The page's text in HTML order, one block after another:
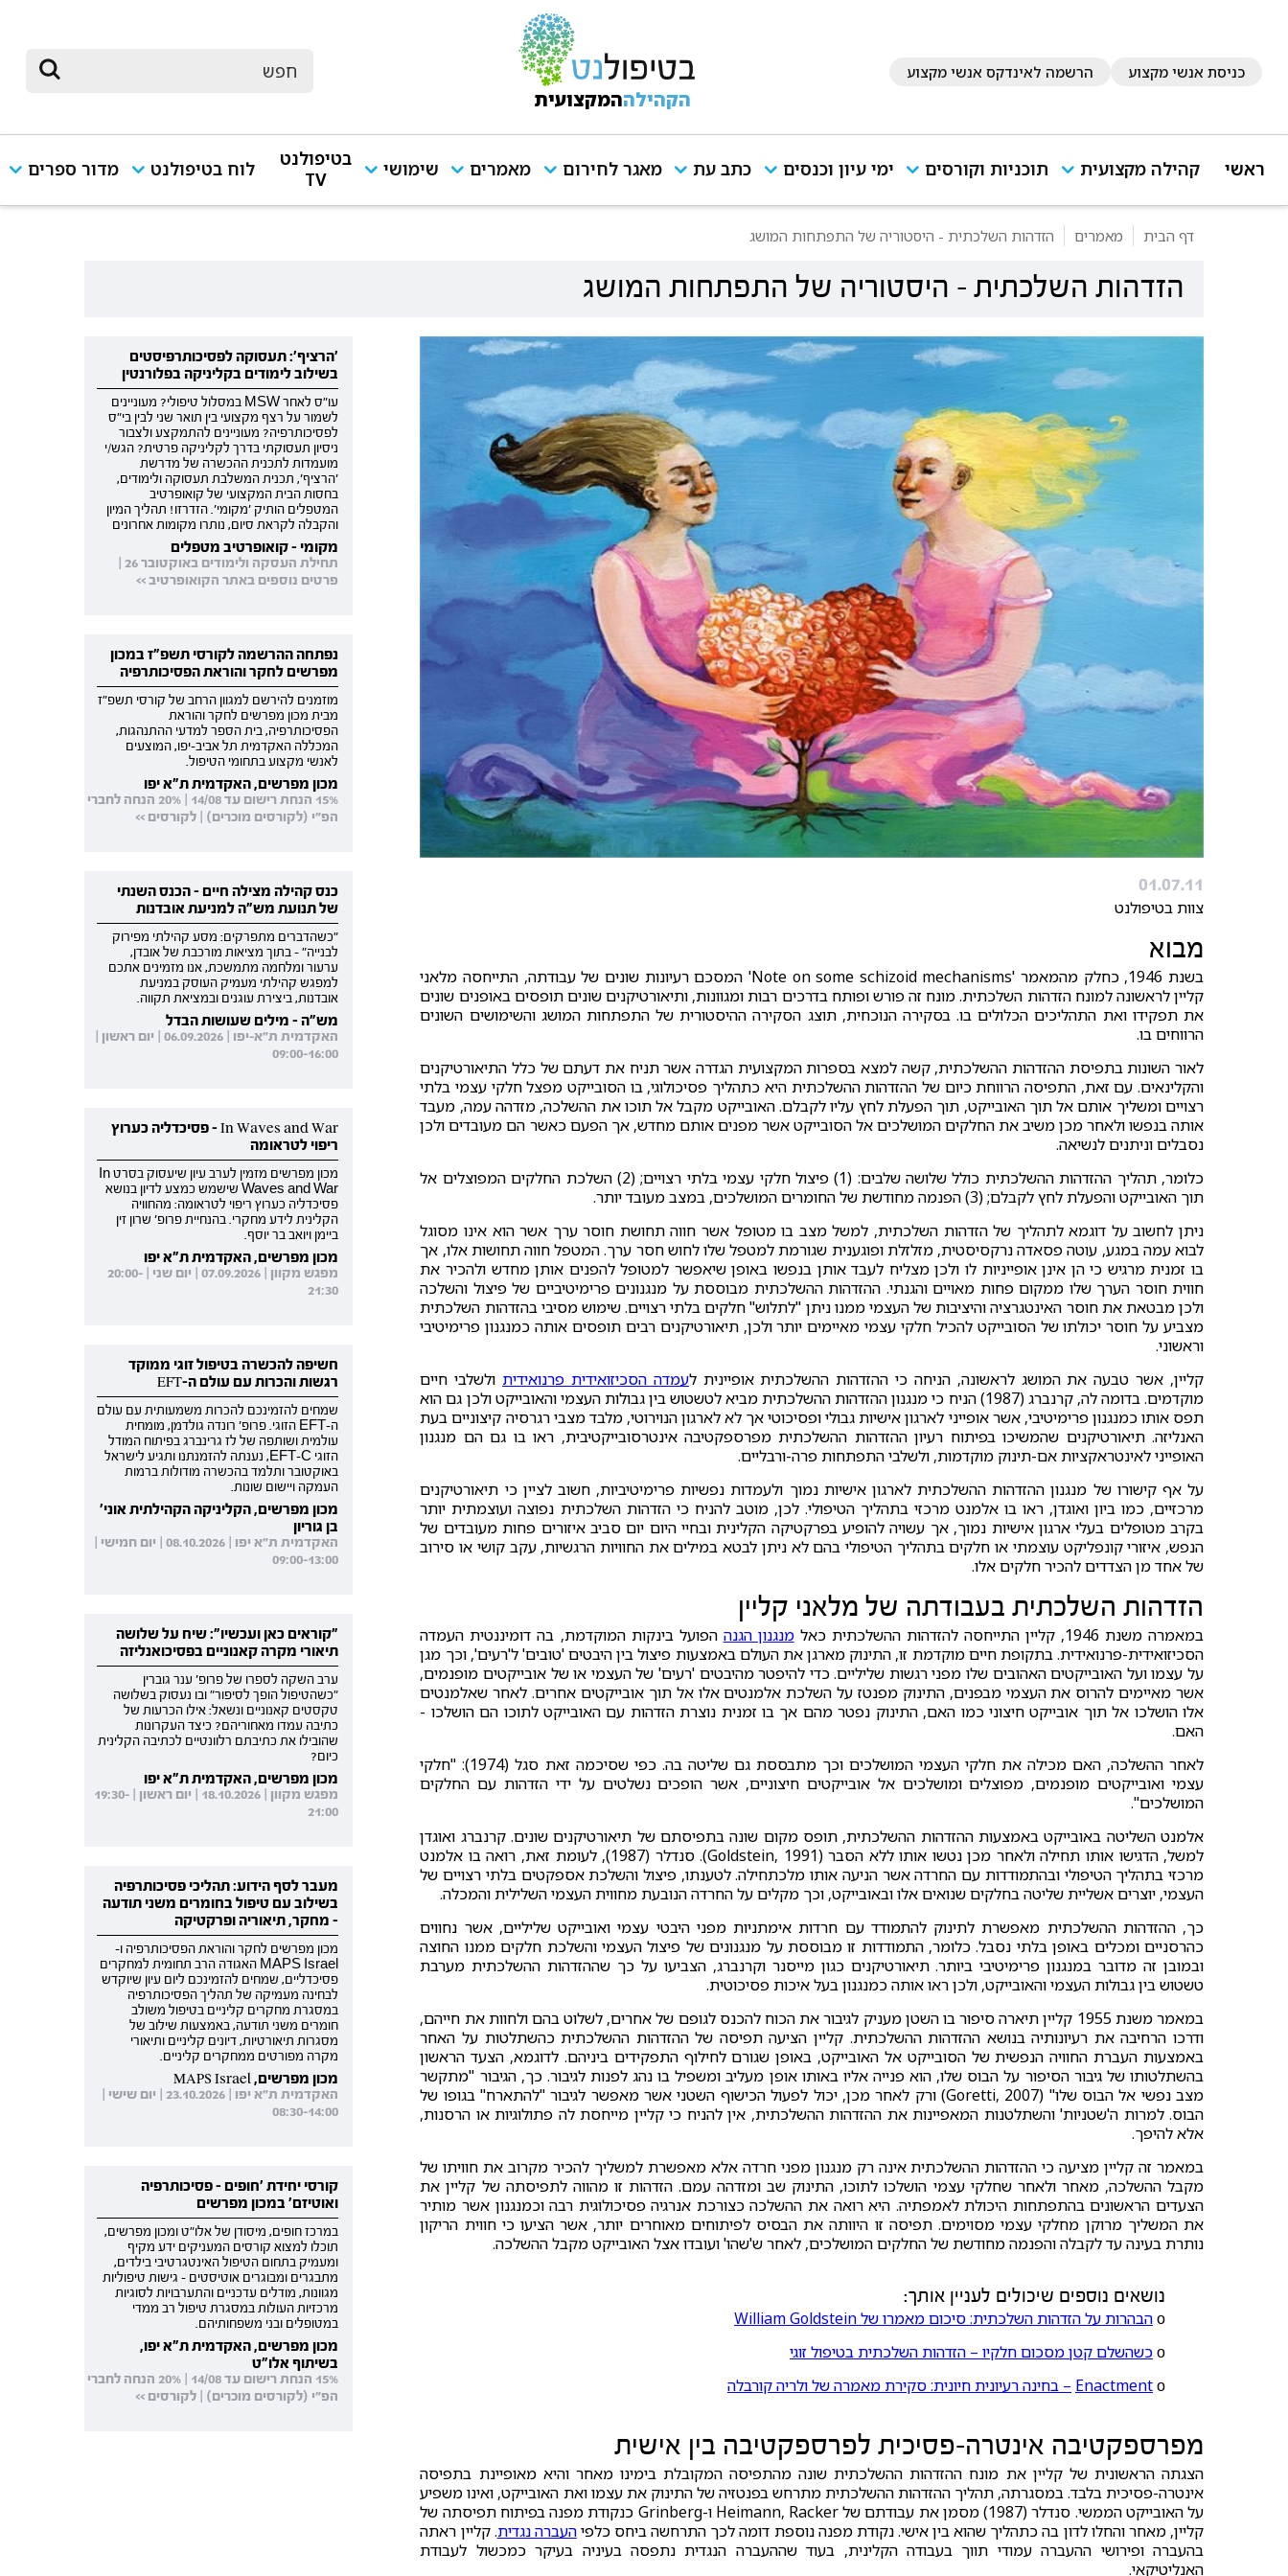
כניסת אנשי מקצוע הרשמה לאינדקס אנשי מקצוע
הקהילההמקצועית
ראשי קהילה מקצועית תוכניות וקורסים ימי עיון וכנסים כתב עת מאגר לחירום מאמרים שימושי
בטיפולנט
TV
לוח בטיפולנט מדור ספרים
דף הבית מאמרים הזדהות השלכתית - היסטוריה של התפתחות המושג
הזדהות השלכתית - היסטוריה של התפתחות המושג
01.07.11
צוות בטיפולנט
מבוא
בשנת 1946, כחלק מהמאמר 'Note on some schizoid mechanisms' המסכם רעיונות שונים של עבודתה, התייחסה מלאני
קליין לראשונה למונח הזדהות השלכתית. מונח זה פורש ופותח בדרכים רבות ומגוונות, ותיאורטיקנים שונים תופסים באופנים שונים
את תפקידו ואת התהליכים הכלולים בו. בסקירה הנוכחית, תוצג הסקירה ההיסטורית של התפתחות המושג והשימושים השונים
הרווחים בו.
לאור השונות בתפיסת ההזדהות ההשלכתית, קשה למצא בספרות המקצועית הגדרה אשר תניח את דעתם של כלל התיאורטיקנים
והקלינאים. עם זאת, התפיסה הרווחת כיום של ההזדהות ההשלכתית היא כתהליך פסיכולוגי, בו הסובייקט מפצל חלקי עצמי בלתי
רצויים ומשליך אותם אל תוך האובייקט, תוך הפעלת לחץ עליו לקבלם. האובייקט מקבל אל תוכו את ההשלכה, מזדהה עמה, מעבד
אותה בנפשו ולאחר מכן משיב את החלקים המושלכים אל הסובייקט אשר מפנים אותם מחדש, אך הפעם כאשר הם מעובדים ולכן
נסבלים וניתנים לנשיאה.
כלומר, תהליך ההזדהות ההשלכתית כולל שלושה שלבים: (1) פיצול חלקי עצמי בלתי רצויים; (2) השלכת החלקים המפוצלים אל
תוך האובייקט והפעלת לחץ לקבלם; (3) הפנמה מחודשת של החומרים המושלכים, במצב מעובד יותר.
ניתן לחשוב על דוגמא לתהליך של הזדהות השלכתית, למשל מצב בו מטופל אשר חווה תחושת חוסר ערך אשר הוא אינו מסוגל
לבוא עמה במגע, עוטה פסאדה נרקסיסטית, מזלזלת ופוגענית שגורמת למטפל שלו לחוש חסר ערך. המטפל חווה תחושות אלו, אך
בו זמנית מרגיש כי הן אינן אופייניות לו ולכן מצליח לעבד אותן בנפשו באופן שיאפשר למטופל להפנים אותן מחדש ולהכיר את
חווית חוסר הערך שלו ממקום פחות מאויים והגנתי. ההזדהות ההשלכתית מבוססת על מנגנונים פרימיטיביים של פיצול והשלכה
ולכן מבטאת את חוסר האינטגרציה והיציבות של העצמי ממנו ניתן "לתלוש" חלקים בלתי רצויים. שימוש מסיבי בהזדהות השלכתית
מצביע על חוסר יכולתו של הסובייקט להכיל חלקי עצמי מאיימים יותר ולכן, תיאורטיקנים רבים תופסים אותה כמנגנון פרימיטיבי
וראשוני.
קליין, אשר טבעה את המושג לראשונה, הניחה כי ההזדהות ההשלכתית אופיינית לעמדה הסכיזואידית פרנואידית ולשלבי חיים
מוקדמים. בדומה לה, קרנברג (1987) הניח כי מנגנון ההזדהות ההשלכתית מביא לטשטוש בין גבולות העצמי והאובייקט ולכן גם הוא
תפס אותו כמנגנון פרימיטיבי, אשר אופייני לארגון אישיות גבולי ופסיכוטי אך לא לארגון הנוירוטי, מלבד מצבי רגרסיה קיצוניים בעת
האנליזה. תיאורטיקנים שהמשיכו בפיתוח רעיון ההזדהות ההשלכתית מפרספקטיבה אינטרסובייקטיבית, ראו בו גם הם מנגנון
האופייני לאינטראקציות אם-תינוק מוקדמות, ולשלבי התפתחות פרה-ורבליים.
על אף קישורו של מנגנון ההזדהות ההשלכתית לארגון אישיות נמוך ולעמדות נפשיות פרימיטיביות, חשוב לציין כי תיאורטיקנים
מרכזיים, כמו ביון ואוגדן, ראו בו אלמנט מרכזי בתהליך הטיפולי. לכן, מוטב להניח כי הזדהות השלכתית נפוצה ועוצמתית יותר
בקרב מטופלים בעלי ארגון אישיות נמוך, אך עשויה להופיע בפרקטיקה הקלינית ובחיי היום יום סביב איזורים פחות מעובדים של
הנפש, איזורי קונפליקט עוצמתי או חלקים בתהליך הטיפולי בהם לא ניתן לבטא במילים את החוויות הרגשיות, עקב קושי או סירוב
של אחד מן הצדדים להכיר חלקים אלו.
הזדהות השלכתית בעבודתה של מלאני קליין
במאמרה משנת 1946, קליין התייחסה להזדהות ההשלכתית כאל מנגנון הגנה הפועל בינקות המוקדמת, בה דומיננטית העמדה
הסכיזואידית-פרנואידית. בתקופת חיים מוקדמת זו, התינוק מארגן את העולם באמצעות פיצול בין היבטים 'טובים' ל'רעים', וכך מגן
על עצמו ועל האובייקטים האהובים שלו מפני רגשות שליליים. כדי להיפטר מהיבטים 'רעים' של העצמי או של אובייקטים מופנמים,
אשר מאיימים להרוס את העצמי מבפנים, התינוק מפנטז על השלכת אלמנטים אלו אל תוך אובייקטים אחרים. לאחר שאלמנטים
אלו הושלכו אל תוך אובייקט חיצוני כמו האם, התינוק נפטר מהם אך בו זמנית נוצרת הזדהות עם האובייקט לתוכו הם הושלכו -
האם.
לאחר ההשלכה, האם מכילה את חלקי העצמי המושלכים וכך מתבססת גם שליטה בה. כפי שסיכמה זאת סגל (1974): "חלקי
עצמי ואובייקטים מופנמים, מפוצלים ומושלכים אל אובייקטים חיצוניים, אשר הופכים נשלטים על ידי הזדהות עם החלקים
המושלכים".
אלמנט השליטה באובייקט באמצעות ההזדהות ההשלכתית, תופס מקום שונה בתפיסתם של תיאורטיקנים שונים. קרנברג ואוגדן
למשל, הדגישו אותו תחילה ולאחר מכן נטשו אותו ללא הסבר (Goldstein, 1991). סנדלר (1987), לעומת זאת, רואה בו אלמנט
מרכזי בתהליך הטיפולי ובהתמודדות עם החרדה אשר הניעה אותו מלכתחילה. לטענתו, פיצול והשלכת אספקטים בלתי רצויים של
העצמי, יוצרים אשליית שליטה בחלקים שנואים אלו ובאובייקט, וכך מקלים על החרדה הנובעת מחווית העצמי השלילית והמכלה.
כך, ההזדהות ההשלכתית מאפשרת לתינוק להתמודד עם חרדות אימתניות מפני היבטי עצמי ואובייקט שליליים, אשר נחווים
כהרסניים ומכלים באופן בלתי נסבל. כלומר, התמודדות זו מבוססת על מנגנונים של פיצול העצמי והשלכת חלקים ממנו החוצה
ובמובן זה מדובר במנגנון פרימיטיבי ביותר. תיאורטיקנים כגון מייסנר וקרנברג, הצביעו על כך שההזדהות ההשלכתית מערבת
טשטוש בין גבולות העצמי והאובייקט, ולכן ראו אותה כמנגנון בעל איכות פסיכוטית.
במאמר משנת 1955 קליין תיארה סיפור בו השטן מעניק לגיבור את הכוח להכנס לגופם של אחרים, לשלוט בהם ולחוות את חייהם,
ודרכו הרחיבה את רעיונותיה בנושא ההזדהות ההשלכתית. קליין הציעה תפיסה של ההזדהות ההשלכתית כהשתלטות על האחר
באמצעות העברת החוויה הנפשית של הסובייקט אל האובייקט, באופן שגורם לחילוף התפקידים ביניהם. לדוגמא, הצעד הראשון
בהשתלטותו של גיבור הסיפור על הבוס שלו, הוא פנייה אליו באותו אופן מעליב ומשפיל בו נהג לפנות לגיבור. כך, הגיבור "מתקשר
מצב נפשי אל הבוס שלו" (Goretti, 2007) ורק לאחר מכן, יכול לפעול הכישוף השטני אשר מאפשר לגיבור "להתארח" בגופו של
הבוס. למרות ה'שטניות' והשתלטנות המאפיינות את ההזדהות ההשלכתית, אין להניח כי קליין מייחסת לה פתולוגיות או הרסנות,
אלא להיפך.
במאמר זה קליין מציעה כי ההזדהות ההשלכתית אינה רק מנגנון מפני חרדה אלא מאפשרת למשליך להכיר מקרוב את חוויתו של
מקבל ההשלכה, מאחר ולאחר שחלקי עצמי הושלכו לתוכו, התינוק שב ומזדהה עמם. הזדהות זו מהווה לתפיסתה של קליין את
הצעדים הראשונים בהתפתחות היכולת לאמפתיה. היא רואה את ההשלכה כצורכת אנרגיה פסיכולוגית רבה וכמנגנון אשר מותיר
את המשליך מרוקן מחלקי עצמי מסוימים. תפיסה זו היוותה את הבסיס לפיתוחים מאוחרים יותר, אשר הציעו כי חווית הריקון
נותרת בעינה עד לקבלה והפנמה מחודשת של החלקים המושלכים, לאחר ש'שהו' ועובדו אצל האובייקט מקבל ההשלכה.
נושאים נוספים שיכולים לעניין אותך:
οהבהרות על הזדהות השלכתית: סיכום מאמרו של William Goldstein
οכשהשלם קטן מסכום חלקיו – הזדהות השלכתית בטיפול זוגי
Enactmentο – בחינה רעיונית חיונית: סקירת מאמרה של ולריה קורבלה
מפרספקטיבה אינטרה-פסיכית לפרספקטיבה בין אישית
הצגתה הראשונית של קליין את מונח ההזדהות ההשלכתית שונה מהתפיסה המקובלת בימינו מאחר והיא מאופיינת בתפיסה
אינטרה-פסיכית בלבד. במסגרתה, תהליך ההזדהות ההשלכתית מתרחש בפנטזיה של התינוק את עצמו ואת האובייקט, ואינו משפיע
על האובייקט הממשי. סנדלר (1987) מסמן את עבודתם של Heimann, Racker ו-Grinberg כנקודת מפנה בפיתוח תפיסתה של
קליין, מאחר והחלו לדון בה כתהליך שהוא בין אישי. נקודת מפנה נוספת דומה לכך התרחשה ביחס כלפיהעברה נגדית. קליין ראתה
בהעברה ופירושי ההעברה עמודי תווך בעבודה הקלינית, בעוד שההעברה הנגדית נתפסה בעיניה בעיקר כמכשול לעבודת
האנליטיקאי.
'הרציף': תעסוקה לפסיכותרפיסטים
בשילוב לימודים בקליניקה בפלורנטין
עו"ס לאחר MSW במסלול טיפולי? מעוניינים
לשמור על רצף מקצועי בין תואר שני לבין בי"ס
לפסיכותרפיה? מעוניינים להתמקצע ולצבור
ניסיון תעסוקתי בדרך לקליניקה פרטית? הגש/י
מועמדות לתכנית ההכשרה של מדרשת
'הרציף', תכנית המשלבת תעסוקה ולימודים,
בחסות הבית המקצועי של קואופרטיב
המטפלים הותיק 'מקומי'. הזדרזו! תהליך המיון
והקבלה לקראת סיום, נותרו מקומות אחרונים
מקומי - קואופרטיב מטפלים
תחילת העסקה ולימודים באוקטובר 26 |
פרטים נוספים באתר הקואופרטיב >>
נפתחה ההרשמה לקורסי תשפ"ז במכון
מפרשים לחקר והוראת הפסיכותרפיה
מוזמנים להירשם למגוון הרחב של קורסי תשפ"ז
מבית מכון מפרשים לחקר והוראת
הפסיכותרפיה, בית הספר למדעי ההתנהגות,
המכללה האקדמית תל אביב-יפו, המוצעים
לאנשי מקצוע בתחומי הטיפול.
מכון מפרשים, האקדמית ת"א יפו
15% הנחת רישום עד 14/08 | 20% הנחה לחברי
הפ"י (לקורסים מוכרים) | לקורסים >>
כנס קהילה מצילה חיים - הכנס השנתי
של תנועת מש"ה למניעת אובדנות
"כשהדברים מתפרקים: מסע קהילתי מפירוק
לבנייה" - בתוך מציאות מורכבת של אובדן,
ערעור ומלחמה מתמשכת, אנו מזמינים אתכם
למפגש קהילתי מעמיק העוסק במניעת
אובדנות, ביצירת עוגנים ובמציאת תקווה.
מש"ה - מילים שעושות הבדל
האקדמית ת"א-יפו | 06.09.2026 | יום ראשון |
09:00-16:00
In Waves and War - פסיכדליה כערוץ
ריפוי לטראומה
מכון מפרשים מזמין לערב עיון שיעסוק בסרט In
Waves and War שישמש כמצע לדיון בנושא
פסיכדליה כערוץ ריפוי לטראומה: מהחוויה
הקלינית לידע מחקרי. בהנחיית פרופ' שרון זין
ביימן ויואב בר יוסף.
מכון מפרשים, האקדמית ת"א יפו
מפגש מקוון | 07.09.2026 | יום שני | 20:00-
21:30
חשיפה להכשרה בטיפול זוגי ממוקד
רגשות והכרות עם עולם ה-EFT
שמחים להזמינכם להכרות משמעותית עם עולם
ה-EFT הזוגי. פרופ' רונדה גולדמן, מומחית
עולמית ושותפה של לז גרינברג בפיתוח המודל
הזוגי EFT-C, נענתה להזמנתנו ותגיע לישראל
באוקטובר ותלמד בהכשרה מודולות ברמות
העמקה ויישום שונות.
מכון מפרשים, הקליניקה הקהילתית אוני'
בן גוריון
האקדמית ת"א יפו | 08.10.2026 | יום חמישי |
09:00-13:00
"קוראים כאן ועכשיו": שיח על שלושה
תיאורי מקרה קאנוניים בפסיכואנליזה
ערב השקה לספרו של פרופ' ענר גוברין
"כשהטיפול הופך לסיפור" ובו נעסוק בשלושה
טקסטים קאנוניים ונשאל: אילו הכרעות של
כתיבה עמדו מאחוריהם? כיצד העקרונות
שהובילו את כתיבתם רלוונטיים לכתיבה הקלינית
כיום?
מכון מפרשים, האקדמית ת"א יפו
מפגש מקוון | 18.10.2026 | יום ראשון | 19:30-
21:00
מעבר לסף הידוע: תהליכי פסיכותרפיה
בשילוב עם טיפול בחומרים משני תודעה
- מחקר, תיאוריה ופרקטיקה
מכון מפרשים לחקר והוראת הפסיכותרפיה ו-
MAPS Israel האגודה הרב תחומית למחקרים
פסיכדליים, שמחים להזמינכם ליום עיון שיוקדש
לבחינה מעמיקה של תהליך הפסיכותרפיה
במסגרת מחקרים קליניים בטיפול משולב
חומרים משני תודעה, באמצעות שילוב של
מסגרות תיאורטיות, דיונים קליניים ותיאורי
מקרה מפורטים ממחקרים קליניים.
מכון מפרשים, MAPS Israel
האקדמית ת"א יפו | 23.10.2026 | יום שישי |
08:30-14:00
קורסי יחידת 'חופים - פסיכותרפיה
ואוטיזם' במכון מפרשים
במרכז חופים, מיסודן של אלו"ט ומכון מפרשים,
תוכלו למצוא קורסים המעניקים ידע מקיף
ומעמיק בתחום הטיפול האינטגרטיבי בילדים,
מתבגרים ומבוגרים אוטיסטים - גישות טיפוליות
מגוונות, מודלים עדכניים והתערבויות לסוגיות
מרכזיות העולות במסגרת טיפול רב ממדי
במטופלים ובני משפחותיהם.
מכון מפרשים, האקדמית ת"א יפו,
בשיתוף אלו"ט
15% הנחת רישום עד 14/08 | 20% הנחה לחברי
הפ"י (לקורסים מוכרים) | לקורסים >>